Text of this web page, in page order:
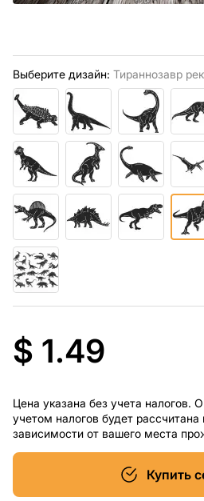
Выберите дизайн: Тираннозавр
$ 1.49
Цена указана без учета налогов.
учетом налогов будет
зависимости от вашего места
Купить